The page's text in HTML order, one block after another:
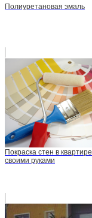
Полиуретановая эмаль
Покраска стен в квартире
своими руками